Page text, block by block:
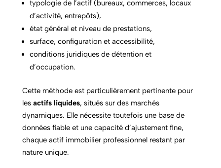
typologie de l’actif (bureaux, commerces, locaux
d’activité, entrepôts),
état général et niveau de prestations,
surface, configuration et accessibilité,
conditions juridiques de détention et
d’occupation.
Cette méthode est particulièrement pertinente pour
les actifs liquides, situés sur des marchés
dynamiques. Elle nécessite toutefois une base de
données fiable et une capacité d’ajustement fine,
chaque actif immobilier professionnel restant par
nature unique.